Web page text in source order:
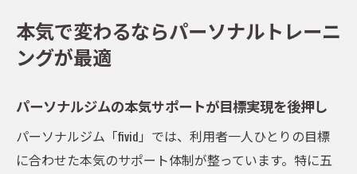
本気で変わるならパーソナルトレーニ
ングが最適
パーソナルジムの本気サポートが目標実現を後押し
パーソナルジム「fivid」では、利用者一人ひとりの目標
に合わせた本気のサポート体制が整っています。特に五